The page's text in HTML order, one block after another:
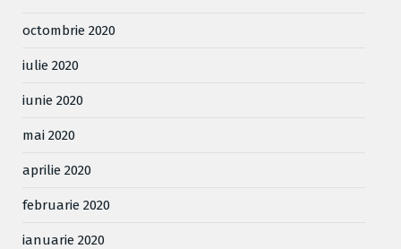
octombrie 2020
iulie 2020
iunie 2020
mai 2020
aprilie 2020
februarie 2020
ianuarie 2020